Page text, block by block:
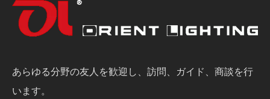
あらゆる分野の友人を歓迎し、訪問、ガイド、商談を行
います。